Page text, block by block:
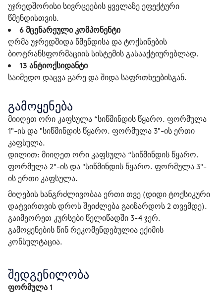
უჯრედშორისი სივრცეების ყველაზე ეფექტური
წმენდისთვის.
6მცენარეული კომპონენტი
ღრმა უჯრედშიდა წმენდისა და ტოქსინების
ბიოტრანსფორმაციის სისტემის გასააქტიურებლად.
13 ანტიოქსიდანტი
საიმედო დაცვა გარე და შიდა საფრთხეებისგან.
გამოყენება
მიიღეთ ორი კაფსულა “სიწმინდის წყარო. ფორმულა
1"-ის და "სიწმინდის წყარო. ფორმულა 3"-ის ერთი
კაფსულა.
დილით: მიიღეთ ორი კაფსულა “სიწმინდის წყარო.
ფორმულა 2"-ის და "სიწმინდის წყარო. ფორმულა 3"-
ის ერთი კაფსულა.
მიღების ხანგრძლივობაა ერთი თვე (დიდი ტოქსიკური
დატვირთვის დროს შეიძლება გაიზარდოს 2 თვემდე).
გაიმეორეთ კურსები წელიწადში 3-4 ჯერ.
გამოყენების წინ რეკომენდებულია ექიმის
კონსულტაცია.
შედგენილობა
ფორმულა 1